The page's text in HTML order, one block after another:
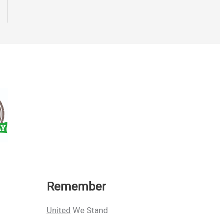
Remember
United We Stand